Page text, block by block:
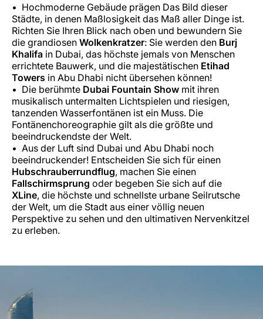
Hochmoderne Gebäude prägen Das Bild dieser
Städte, in denen Maßlosigkeit das Maß aller Dinge ist.
Richten Sie Ihren Blick nach oben und bewundern Sie
die grandiosen Wolkenkratzer: Sie werden den Burj
Khalifa in Dubai, das höchste jemals von Menschen
errichtete Bauwerk, und die majestätischen Etihad
Towers in Abu Dhabi nicht übersehen können!
Die berühmte Dubai Fountain Show mit ihren
musikalisch untermalten Lichtspielen und riesigen,
tanzenden Wasserfontänen ist ein Muss. Die
Fontänenchoreographie gilt als die größte und
beeindruckendste der Welt.
Aus der Luft sind Dubai und Abu Dhabi noch
beeindruckender! Entscheiden Sie sich für einen
Hubschrauberrundflug, machen Sie einen
Fallschirmsprung oder begeben Sie sich auf die
XLine, die höchste und schnellste urbane Seilrutsche
der Welt, um die Stadt aus einer völlig neuen
Perspektive zu sehen und den ultimativen Nervenkitzel
zu erleben.